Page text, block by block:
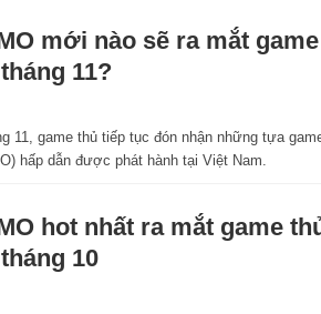
mới nào sẽ ra mắt
11?
11, game thủ tiếp tục đón nhận những tựa
hấp dẫn được phát hành tại Việt Nam.
hot nhất ra mắt game
10